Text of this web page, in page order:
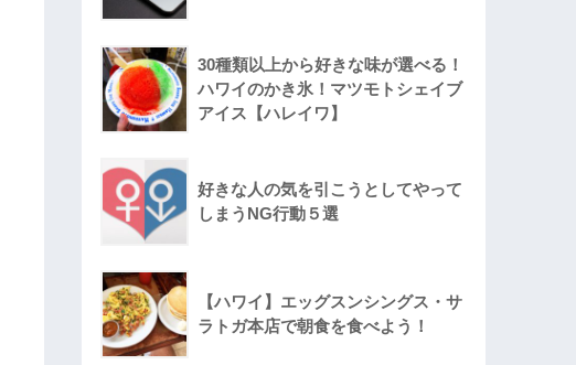
30種類以上から好きな味が選べる！
ハワイのかき氷！マツモトシェイブ
アイス【ハレイワ】
好きな人の気を引こうとしてやって
しまうNG行動５選
【ハワイ】エッグスンシングス・サ
ラトガ本店で朝食を食べよう！